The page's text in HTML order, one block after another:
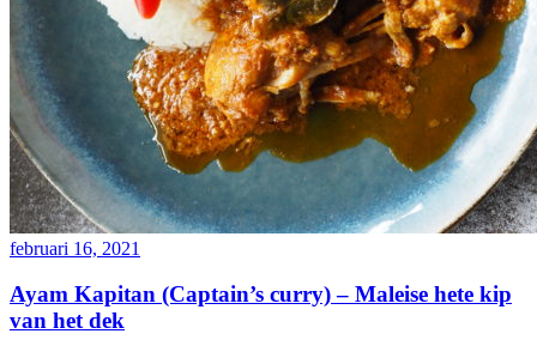
februari 16, 2021
Ayam Kapitan (Captain’s curry) – Maleise hete kip
van het dek